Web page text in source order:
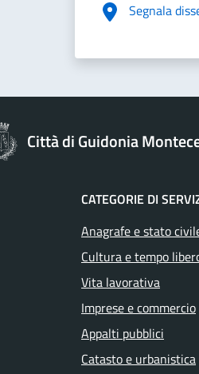
Segnala
Città di Guidonia
CATEGORIE DI
Anagrafe e stato
Cultura e tempo
Vita lavorativa
Imprese e commercio
Appalti pubblici
Catasto e urbanistica